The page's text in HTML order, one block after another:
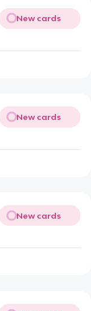
New cards
New cards
New cards